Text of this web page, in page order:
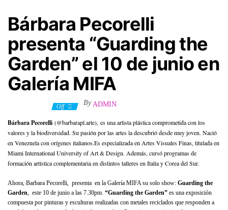
Bárbara Pecorelli
presenta “Guarding the
Garden” el 10 de junio en
Galería MIFA
Off By ADMIN
Bárbara Pecorelli (@barbarapl.arte), es una artista plástica comprometida con los
valores y la biodiversidad. Su pasión por las artes la descubrió desde muy joven. Nació
en Venezuela con orígenes italianos.Es especializada en Artes Visuales Finas, titulada en
Miami International University of Art & Design. Además, cursó programas de
formación artística complementaria en distintos talleres en Italia y Corea del Sur.
Ahora, Barbara Pecorelli, presenta en la Galería MIFA su solo show: Guarding the
Garden, este 10 de junio a las 7.30pm. “Guarding the Garden” es una exposición
compuesta por pinturas y esculturas realizadas con metales reciclados que responden a